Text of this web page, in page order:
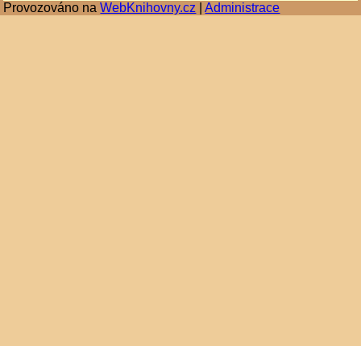
Provozováno naWebKnihovny.cz |Administrace